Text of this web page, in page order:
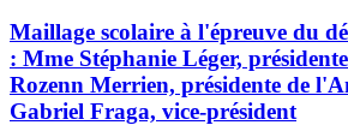
Maillage scolaire à l'épreuve du
: Mme Stéphanie Léger,
Rozenn Merrien, présidente de
Gabriel Fraga, vice-président